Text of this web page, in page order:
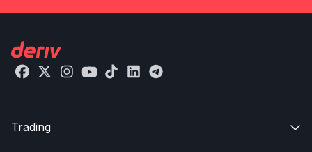
Trading 